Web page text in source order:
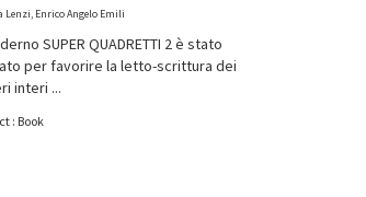
Lenzi, Enrico Angelo Emili
SUPER QUADRETTI 2 è stato
per favorire la letto-scrittura dei
interi ...
: Book